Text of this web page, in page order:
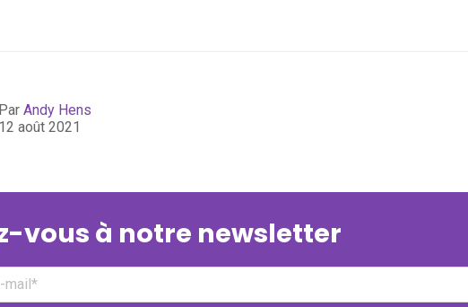
ParAndy Hens
12 août 2021
vous à notre newsletter